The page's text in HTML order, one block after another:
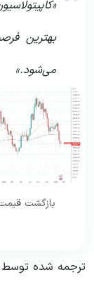
بهترین
می‌شود.»
ترجمه شده